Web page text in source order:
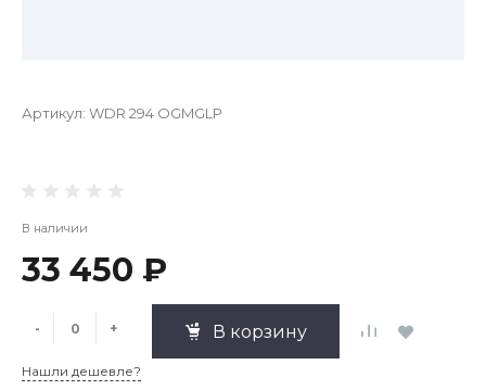
Артикул: WDR 294 OGMGLP
В наличии
33 450 ₽
- + В корзину
Нашли дешевле?